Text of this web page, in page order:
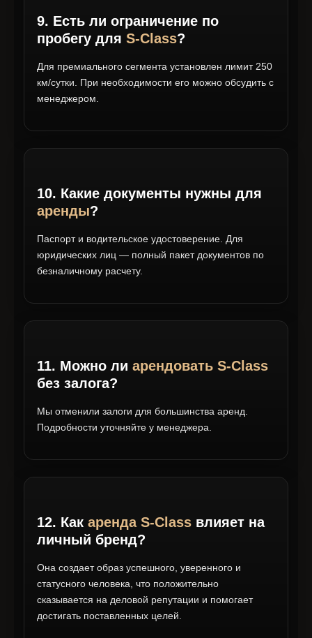
9. Есть ли ограничение по
пробегу для S-Class?
Для премиального сегмента установлен лимит 250
км/сутки. При необходимости его можно обсудить с
менеджером.
10. Какие документы нужны для
аренды?
Паспорт и водительское удостоверение. Для
юридических лиц — полный пакет документов по
безналичному расчету.
11. Можно ли арендовать S-Class
без залога?
Мы отменили залоги для большинства аренд.
Подробности уточняйте у менеджера.
12. Как аренда S-Class влияет на
личный бренд?
Она создает образ успешного, уверенного и
статусного человека, что положительно
сказывается на деловой репутации и помогает
достигать поставленных целей.